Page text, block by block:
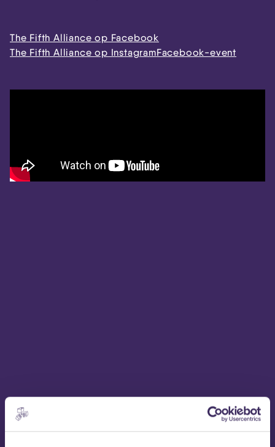
The Fifth Alliance op Facebook
The Fifth Alliance op InstagramFacebook-event